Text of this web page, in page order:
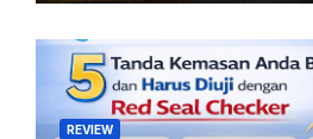
REVIEW